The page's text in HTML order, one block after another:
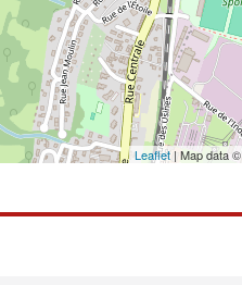
Leaflet | Map data ©